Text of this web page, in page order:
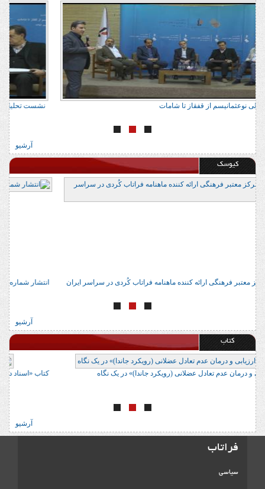
نشست تحلیلی نوعثمانیسم از قفقاز تا شامات
آرشیو
کیوسک
آدرس 22 مرکز معتبر فرهنگی ارائه کننده ماهنامه فراتاب کُردی در سراسر ایران
آرشیو
کتاب
کتاب «ارزیابی و درمان عدم تعادل عضلانی (رویکرد جاندا)» در یک نگاه
آرشیو
فراتاب
سیاسی